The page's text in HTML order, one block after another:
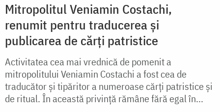
Mitropolitul Veniamin Costachi,
renumit pentru traducerea și
publicarea de cărți patristice
Activitatea cea mai vrednică de pomenit a
mitropolitului Veniamin Costachi a fost cea de
traducător şi tipăritor a numeroase cărţi patristice şi
de ritual. În această privinţă rămâne fără egal în...